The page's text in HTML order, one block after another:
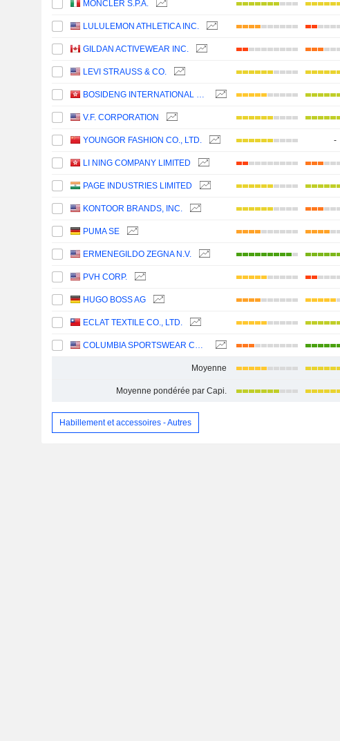
MONCLER S.P.A.
LULULEMON ATHLETICA INC.
GILDAN ACTIVEWEAR INC.
LEVI STRAUSS & CO.
BOSIDENG INTERNATIONAL HOLDINGS LIMITED
V.F. CORPORATION
YOUNGOR FASHION CO., LTD. -
LI NING COMPANY LIMITED
PAGE INDUSTRIES LIMITED
KONTOOR BRANDS, INC.
PUMA SE
ERMENEGILDO ZEGNA N.V.
PVH CORP.
HUGO BOSS AG
ECLAT TEXTILE CO., LTD.
COLUMBIA SPORTSWEAR COMPANY
Moyenne
Moyenne pondérée par Capi.
Habillement et accessoires - Autres